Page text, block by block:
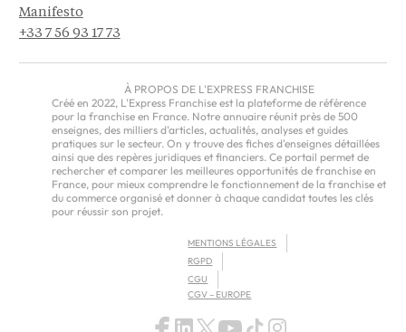
Manifesto
+33 7 56 93 17 73
À PROPOS DE L'EXPRESS FRANCHISE
Créé en 2022, L'Express Franchise est la plateforme de référence
pour la franchise en France. Notre annuaire réunit près de 500
enseignes, des milliers d'articles, actualités, analyses et guides
pratiques sur le secteur. On y trouve des fiches d'enseignes détaillées
ainsi que des repères juridiques et financiers. Ce portail permet de
rechercher et comparer les meilleures opportunités de franchise en
France, pour mieux comprendre le fonctionnement de la franchise et
du commerce organisé et donner à chaque candidat toutes les clés
pour réussir son projet.
MENTIONS LÉGALES
RGPD
CGU
CGV – EUROPE